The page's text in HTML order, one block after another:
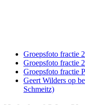
Groepsfoto fractie
Groepsfoto fractie
Groepsfoto fractie
Geert Wilders op
Schmeitz)